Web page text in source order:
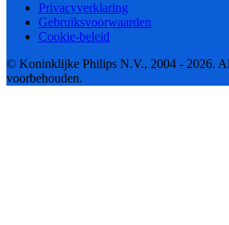
Privacyverklaring
Gebruiksvoorwaarden
Cookie-beleid
© Koninklijke Philips N.V., 2004 - 2026.
voorbehouden.